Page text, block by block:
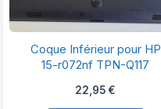
Coque
Inférieur
pour
Coque Inférieur pour HP
15-r072nf TPN-Q117
22,95 €